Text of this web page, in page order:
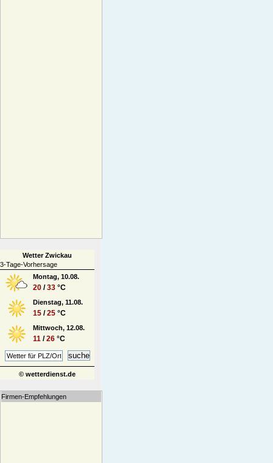
Wetter Zwickau
3-Tage-Vorhersage
Montag, 10.08.
20 /33 °C
Dienstag, 11.08.
15 /25 °C
Mittwoch, 12.08.
11 /26 °C
© wetterdienst.de
Firmen-Empfehlungen